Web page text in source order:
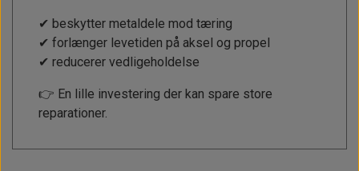
✔ beskytter metaldele mod tæring
✔ forlænger levetiden på aksel og propel
✔ reducerer vedligeholdelse
👉 En lille investering der kan spare store
reparationer.